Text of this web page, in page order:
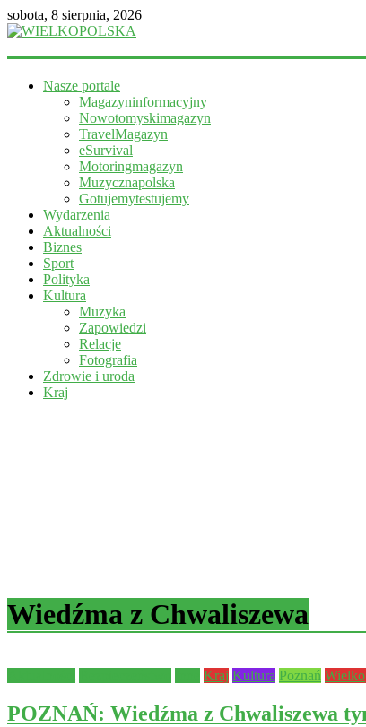
sobota, 8 sierpnia, 2026
WIELKOPOLSKA
informacyjny
Nasze portale
Magazyninformacyjny
Nowotomyskimagazyn
TravelMagazyn
eSurvival
Motoringmagazyn
Muzycznapolska
Gotujemytestujemy
Wydarzenia
Aktualności
Biznes
Sport
Polityka
Kultura
Muzyka
Zapowiedzi
Relacje
Fotografia
Zdrowie i uroda
Kraj
Wiedźma z Chwaliszewa
Kraj Kultura Poznań
POZNAŃ: Wiedźma z Chwaliszewa